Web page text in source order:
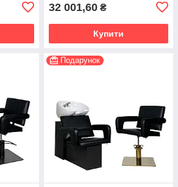
32 001,60 ₴
Купити
Подарунок